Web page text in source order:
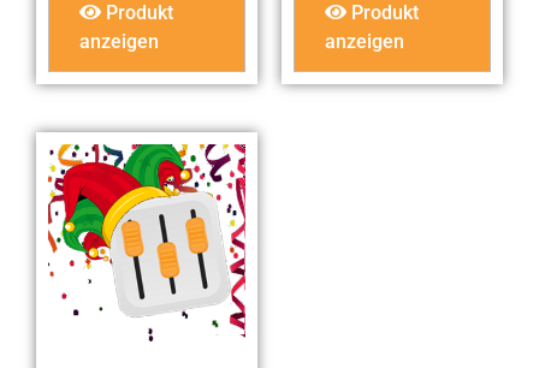
Produkt
anzeigen
Produkt
anzeigen